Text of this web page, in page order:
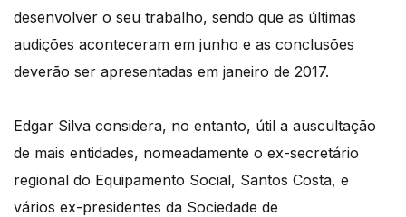
desenvolver o seu trabalho, sendo que as últimas
audições aconteceram em junho e as conclusões
deverão ser apresentadas em janeiro de 2017.
Edgar Silva considera, no entanto, útil a auscultação
de mais entidades, nomeadamente o ex-secretário
regional do Equipamento Social, Santos Costa, e
vários ex-presidentes da Sociedade de